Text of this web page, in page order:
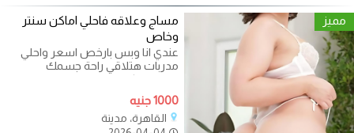
مميز
مساج وعلاقه فاحلي اماكن سنتر
وخاص
عندي انا وبس بارخص اسعر واحلي
مدربات هتلاقي راحة جسمك
ومتعتك كل اللي تتخيله موجود
هستناك تبعتلي
1000 جنيه
القاهرة، مدينة